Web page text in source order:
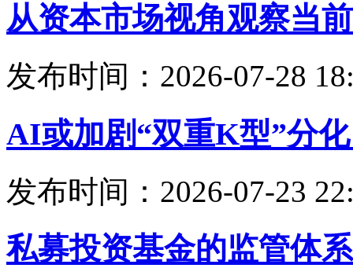
从资本市场视角观察当
发布时间：2026-07-28
AI或加剧“双重K型”分
发布时间：2026-07-23
私募投资基金的监管体